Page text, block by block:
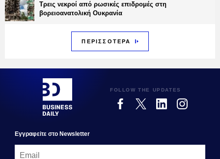
Τρεις νεκροί από ρωσικές επιδρομές στη
βορειοανατολική Ουκρανία
ΠΕΡΙΣΣΟΤΕΡΑ
FOLLOW THE UPDATES
Εγγραφεiτε στο Newsletter